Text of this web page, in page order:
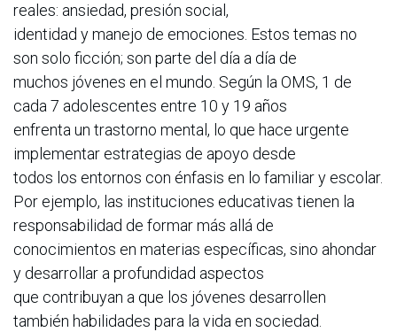
reales: ansiedad, presión social,
identidad y manejo de emociones. Estos temas no
son solo ficción; son parte del día a día de
muchos jóvenes en el mundo. Según la OMS, 1 de
cada 7 adolescentes entre 10 y 19 años
enfrenta un trastorno mental, lo que hace urgente
implementar estrategias de apoyo desde
todos los entornos con énfasis en lo familiar y escolar.
Por ejemplo, las instituciones educativas tienen la
responsabilidad de formar más allá de
conocimientos en materias específicas, sino ahondar
y desarrollar a profundidad aspectos
que contribuyan a que los jóvenes desarrollen
también habilidades para la vida en sociedad.